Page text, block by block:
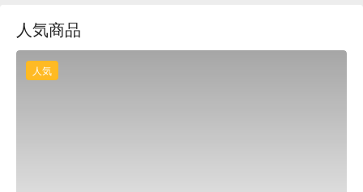
本ツアーは、横浜市の公道を使ったツアーとなりますので、
現在行なわれている実証実験の一部として開催されているも
のです。是非この実証実験に参加し一緒に盛り上げて行きた
人気商品
人気